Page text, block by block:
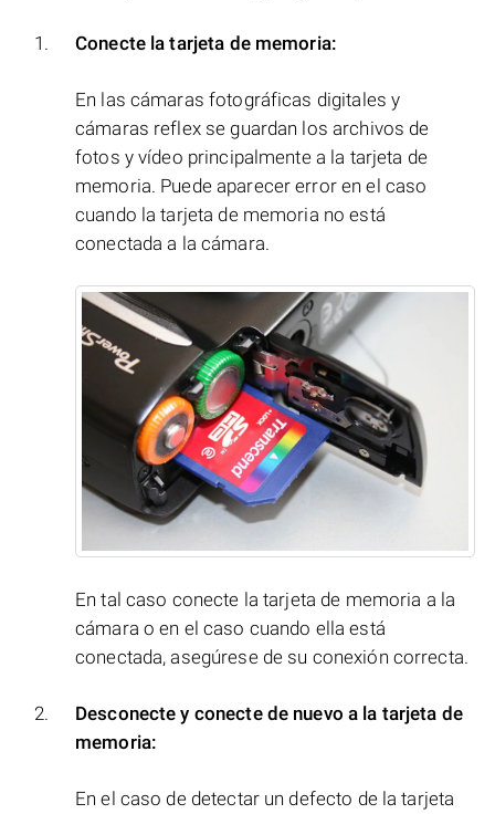
Conecte la tarjeta de memoria:
En las cámaras fotográficas digitales y
cámaras reflex se guardan los archivos de
fotos y vídeo principalmente a la tarjeta de
memoria. Puede aparecer error en el caso
cuando la tarjeta de memoria no está
conectada a la cámara.
En tal caso conecte la tarjeta de memoria a la
cámara o en el caso cuando ella está
conectada, asegúrese de su conexión correcta.
Desconecte y conecte de nuevo a la tarjeta de
memoria:
En el caso de detectar un defecto de la tarjeta